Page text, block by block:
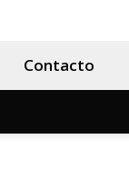
Contacto